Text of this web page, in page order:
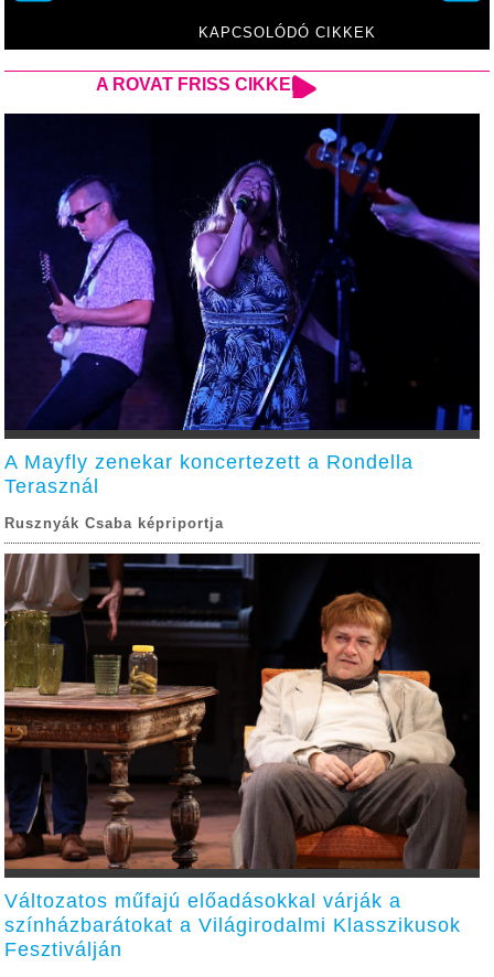
KAPCSOLÓDÓ CIKKEK
A ROVAT FRISS CIKKEI
A Mayfly zenekar koncertezett a Rondella
Terasznál
Rusznyák Csaba képriportja
Változatos műfajú előadásokkal várják a
színházbarátokat a Világirodalmi Klasszikusok
Fesztiválján